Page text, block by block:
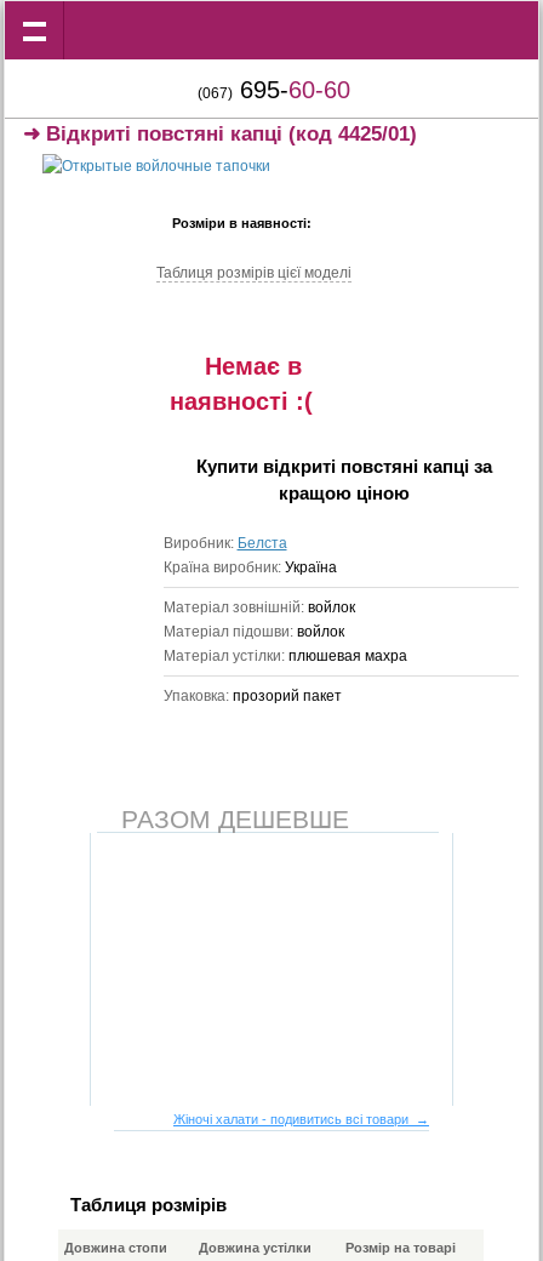
(067) 695-60-60
➜ Відкриті повстяні капці (код 4425/01)
Розміри в наявності:
Таблиця розмiрiв цiєї моделi
Немає в
наявностi :(
Купити відкриті повстяні капціза
кращою ціною
Виробник: Белста
Країна виробник: Україна
Матеріал зовнішній: войлок
Матеріал підошви: войлок
Матеріал устілки: плюшевая махра
Упаковка: прозорий пакет
РАЗОМ ДЕШЕВШЕ
Жіночі халати - подивитись всі товари →
Таблиця розмірів
Довжина стопи Довжина устілки Розмір на товарі